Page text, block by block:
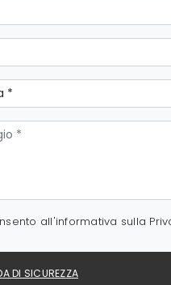
all'informativa sulla
DI SICUREZZA